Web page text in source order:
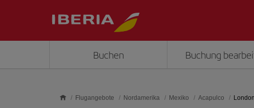
Buchen Buchung
Flugangebote Nordamerika Mexiko Acapulco